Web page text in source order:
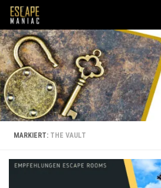
Unter dem Inhalt
MARKIERT: THE VAULT